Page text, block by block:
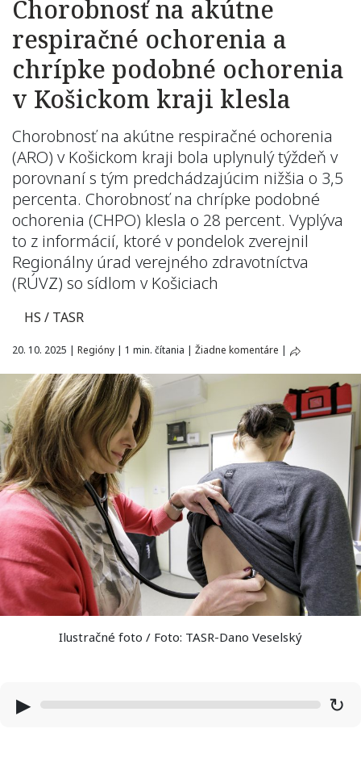
Chorobnosť na akútne
respiračné ochorenia a
chrípke podobné ochorenia
v Košickom kraji klesla
Chorobnosť na akútne respiračné ochorenia
(ARO) v Košickom kraji bola uplynulý týždeň v
porovnaní s tým predchádzajúcim nižšia o 3,5
percenta. Chorobnosť na chrípke podobné
ochorenia (CHPO) klesla o 28 percent. Vyplýva
to z informácií, ktoré v pondelok zverejnil
Regionálny úrad verejného zdravotníctva
(RÚVZ) so sídlom v Košiciach
HS / TASR
20. 10. 2025 | Regióny | 1 min. čítania | Žiadne komentáre |
Ilustračné foto / Foto: TASR-Dano Veselský
▶ ↻